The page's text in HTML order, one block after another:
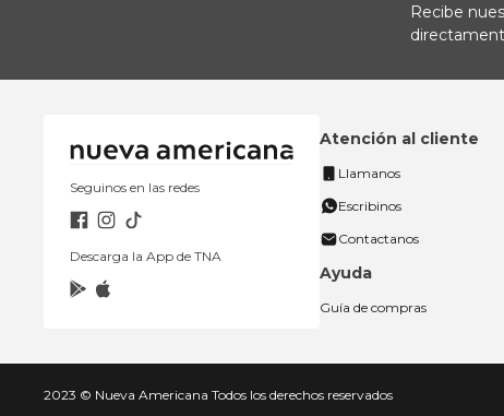
Recibe
Seguinos en las redes
Descarga la App de TNA
Atención al cliente
Llamanos
Escribinos
Contactanos
Ayuda
Guía de compras
2023 © Nueva Americana Todos los derechos reservados